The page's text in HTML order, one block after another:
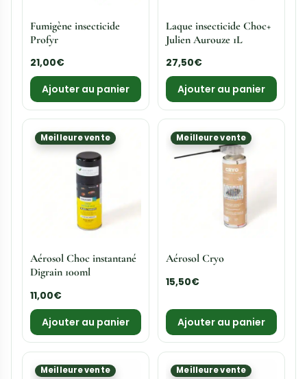
Fumigène insecticide
Profyr
21,00€
Ajouter au panier
Laque insecticide Choc+
Julien Aurouze 1L
27,50€
Ajouter au panier
Meilleure vente
Aérosol Choc instantané
Digrain 100ml
11,00€
Ajouter au panier
Meilleure vente
Aérosol Cryo
15,50€
Ajouter au panier
Meilleure vente Meilleure vente